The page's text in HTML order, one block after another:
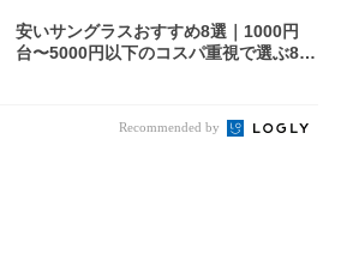
安いサングラスおすすめ8選｜1000円
台〜5000円以下のコスパ重視で選ぶ8本
Recommended by